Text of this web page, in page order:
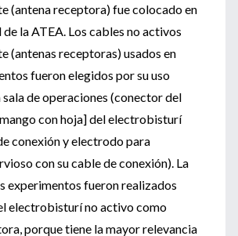
(antena receptora) fue colocado en
la ATEA. Los cables no activos
(antenas receptoras) usados en
fueron elegidos por su uso
de operaciones (conector del
con hoja] del electrobisturí
conexión y electrodo para
con su cable de conexión). La
experimentos fueron realizados
electrobisturí no activo como
porque tiene la mayor relevancia